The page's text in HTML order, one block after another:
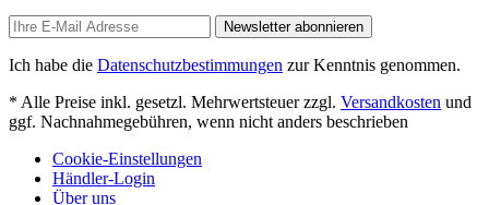
Newsletter abonnieren
Ich habe die Datenschutzbestimmungen zur Kenntnis genommen.
* Alle Preise inkl. gesetzl. Mehrwertsteuer zzgl. Versandkosten und
ggf. Nachnahmegebühren, wenn nicht anders beschrieben
Cookie-Einstellungen
Händler-Login
Über uns